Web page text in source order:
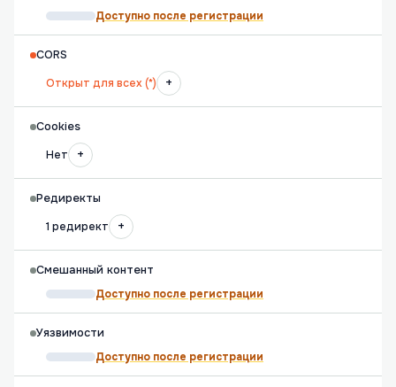
Доступно после регистрации
CORS
Открыт для всех (*)
+
Cookies
Нет
+
Редиректы
1 редирект
+
Смешанный контент
Доступно после регистрации
Уязвимости
Доступно после регистрации